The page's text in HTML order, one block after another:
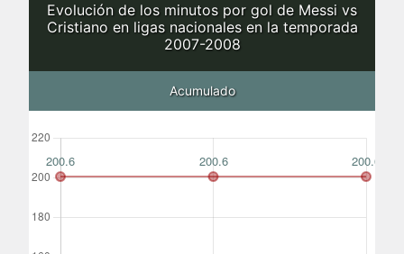
Evolución de los minutos por gol de Messi vs
Cristiano en ligas nacionales en la temporada
2007-2008
Acumulado